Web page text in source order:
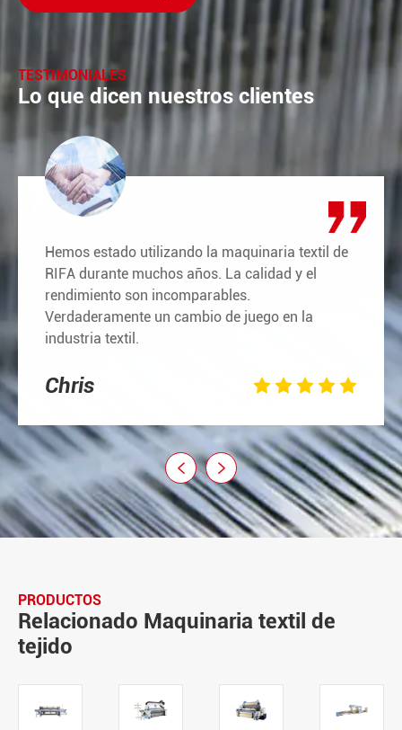
TESTIMONIALES
Lo que dicen nuestros clientes
Hemos estado utilizando la maquinaria textil de
RIFA durante muchos años. La calidad y el
rendimiento son incomparables.
Verdaderamente un cambio de juego en la
industria textil.
Chris 
 
PRODUCTOS
Relacionado Maquinaria textil de
tejido